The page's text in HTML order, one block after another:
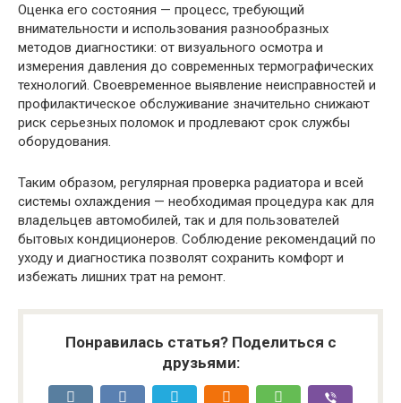
Оценка его состояния — процесс, требующий
внимательности и использования разнообразных
методов диагностики: от визуального осмотра и
измерения давления до современных термографических
технологий. Своевременное выявление неисправностей и
профилактическое обслуживание значительно снижают
риск серьезных поломок и продлевают срок службы
оборудования.
Таким образом, регулярная проверка радиатора и всей
системы охлаждения — необходимая процедура как для
владельцев автомобилей, так и для пользователей
бытовых кондиционеров. Соблюдение рекомендаций по
уходу и диагностика позволят сохранить комфорт и
избежать лишних трат на ремонт.
Понравилась статья? Поделиться с
друзьями: